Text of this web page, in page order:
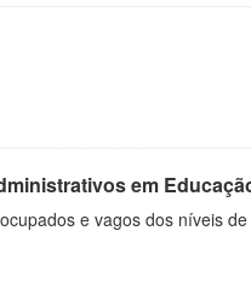
em
e vagos dos níveis de